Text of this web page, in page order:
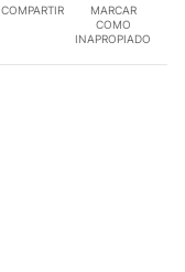
COMPARTIR
MARCAR
COMO
INAPROPIADO